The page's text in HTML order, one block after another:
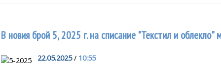
В новия брой 5, 2025 г. на списание "Текстил и
22.05.2025/ 10:55